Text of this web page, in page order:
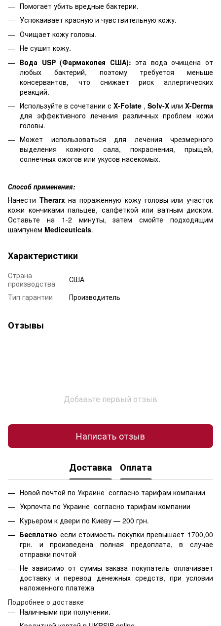
Помогает убить вредные бактерии.
Успокаивает красную и чувствительную кожу.
Очищает кожу головы.
Не сушит кожу.
Вода USP (Фармакопея США): эта вода очищена от
любых бактерий, поэтому требуется меньше
консервантов, что снижает риск аллергических
реакций.
Используйте в сочетании с X-Folate , Solv-X или X-Derma
для эффективного лечения различных проблем кожи
головы.
Может использоваться для лечения чрезмерного
выделения кожного сала, покраснения, прыщей,
солнечных ожогов или укусов насекомых.
Способ применения:
Нанести Therarxна пораженную кожу головы или участок
кожи кончиками пальцев, салфеткой или ватным диском.
Оставьте на 1-2 минуты, затем смойте подходящим
шампунем Mediceuticals.
Характеристики
Страна
производства
США
Тип гарантии
Производитель
Отзывы
Добавьте первый отзыв
Написать отзыв
Доставка Оплата
Новой почтой по Украине согласно тарифам компании
Укрпочта по Украине согласно тарифам компании
Курьером к двери по Киеву — 200 грн.
Бесплатно если стоимость покупки превышает 1700,00
грн. и произведена полная предоплата, в случае
отправки почтой
Не зависимо от суммы заказа покупатель оплачивает
доставку и перевод денежных средств, при условии
наложенного платежа
Подробнее о доставке
Наличными при получении.